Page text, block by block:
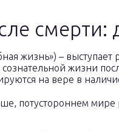
смерти:
жизнь») –
жизни
на вере в
потустороннем мире